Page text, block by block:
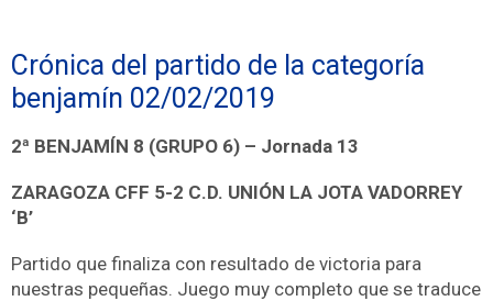
Crónica del partido de la categoría
benjamín 02/02/2019
2ª BENJAMÍN 8 (GRUPO 6) – Jornada 13
ZARAGOZA CFF 5-2 C.D. UNIÓN LA JOTA VADORREY
‘B’
Partido que finaliza con resultado de victoria para
nuestras pequeñas. Juego muy completo que se traduce